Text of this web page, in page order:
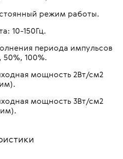
режим работы.
10-150Гц.
периода импульсов
50%, 100%.
мощность 2Вт/см2
мощность 3Вт/см2